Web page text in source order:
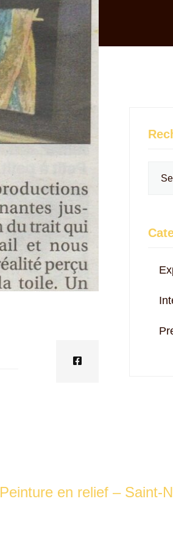
Peinture en relief – Saint-